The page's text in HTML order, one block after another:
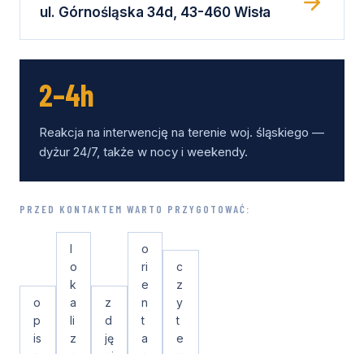
ul. Górnośląska 34d, 43-460 Wisła
2–4h
Reakcja na interwencję na terenie woj. śląskiego —
dyżur 24/7, także w nocy i weekendy.
PRZED KONTAKTEM WARTO PRZYGOTOWAĆ:
o
p
is
l
o
k
a
li
z
z
d
ję
o
ri
e
n
t
a
c
z
y
t
e